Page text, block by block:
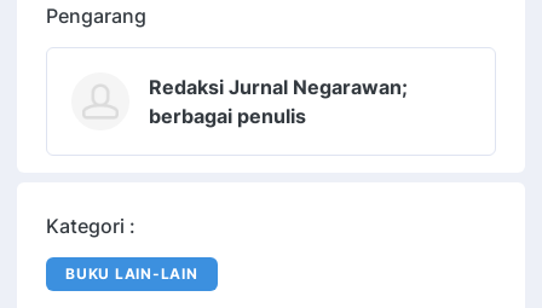
Pengarang
Redaksi Jurnal Negarawan;
berbagai penulis
Kategori :
BUKU LAIN-LAIN